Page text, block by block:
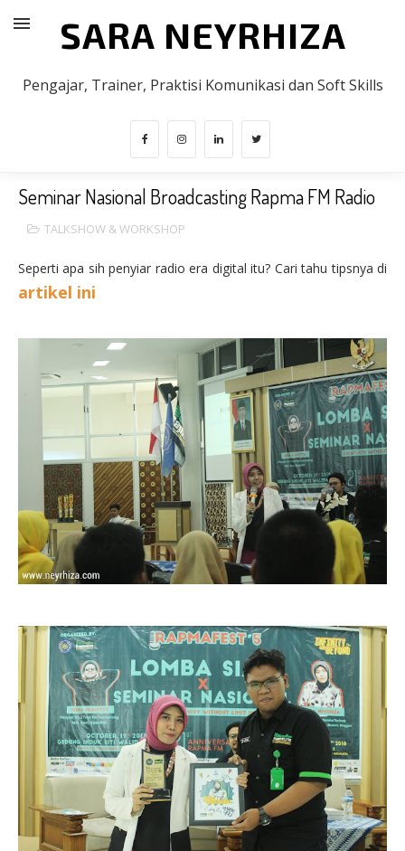
SARA NEYRHIZA
Pengajar, Trainer, Praktisi Komunikasi dan Soft Skills
Seminar Nasional Broadcasting Rapma FM Radio
TALKSHOW & WORKSHOP
Seperti apa sih penyiar radio era digital itu? Cari tahu tipsnya di
artikel ini